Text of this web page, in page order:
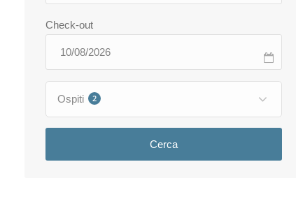
Check-out
Ospiti 2
Cerca